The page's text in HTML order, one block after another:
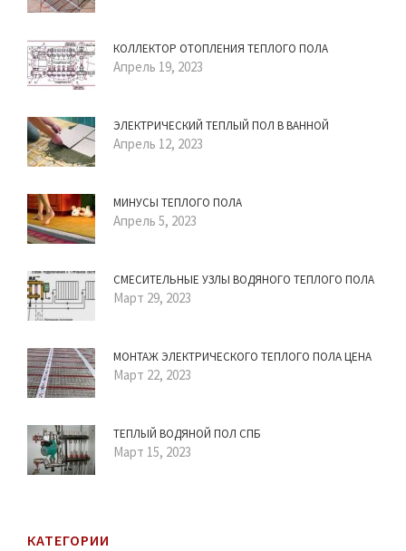
КОЛЛЕКТОР ОТОПЛЕНИЯ ТЕПЛОГО ПОЛА
Апрель 19, 2023
ЭЛЕКТРИЧЕСКИЙ ТЕПЛЫЙ ПОЛ В ВАННОЙ
Апрель 12, 2023
МИНУСЫ ТЕПЛОГО ПОЛА
Апрель 5, 2023
СМЕСИТЕЛЬНЫЕ УЗЛЫ ВОДЯНОГО ТЕПЛОГО ПОЛА
Март 29, 2023
МОНТАЖ ЭЛЕКТРИЧЕСКОГО ТЕПЛОГО ПОЛА ЦЕНА
Март 22, 2023
ТЕПЛЫЙ ВОДЯНОЙ ПОЛ СПБ
Март 15, 2023
КАТЕГОРИИ